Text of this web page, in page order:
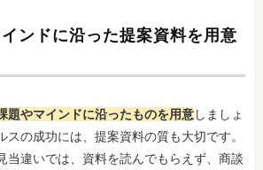
ンドに沿った提案資料を用意
題やマインドに沿ったものを用意しましょ
スの成功には、提案資料の質も大切です。
当違いでは、資料を読んでもらえず、商談